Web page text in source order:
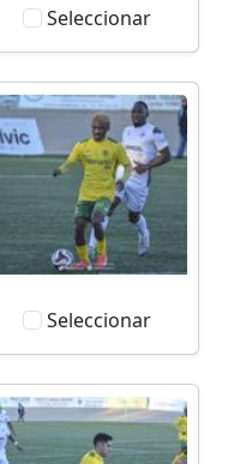
Seleccionar
Seleccionar